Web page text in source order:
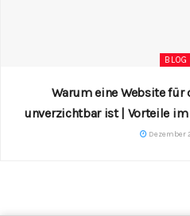
BLOG
Warum eine Website für
unverzichtbar ist | Vorteile
Dezember